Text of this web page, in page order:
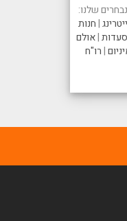
שלנו:
|חנות
|אולם
|רו"ח